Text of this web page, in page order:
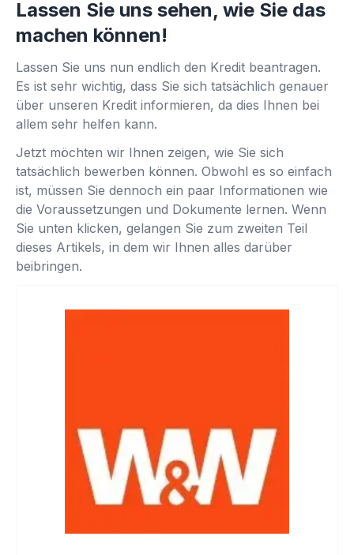
Lassen Sie uns sehen, wie Sie das
machen können!
Lassen Sie uns nun endlich den Kredit beantragen.
Es ist sehr wichtig, dass Sie sich tatsächlich genauer
über unseren Kredit informieren, da dies Ihnen bei
allem sehr helfen kann.
Jetzt möchten wir Ihnen zeigen, wie Sie sich
tatsächlich bewerben können. Obwohl es so einfach
ist, müssen Sie dennoch ein paar Informationen wie
die Voraussetzungen und Dokumente lernen. Wenn
Sie unten klicken, gelangen Sie zum zweiten Teil
dieses Artikels, in dem wir Ihnen alles darüber
beibringen.